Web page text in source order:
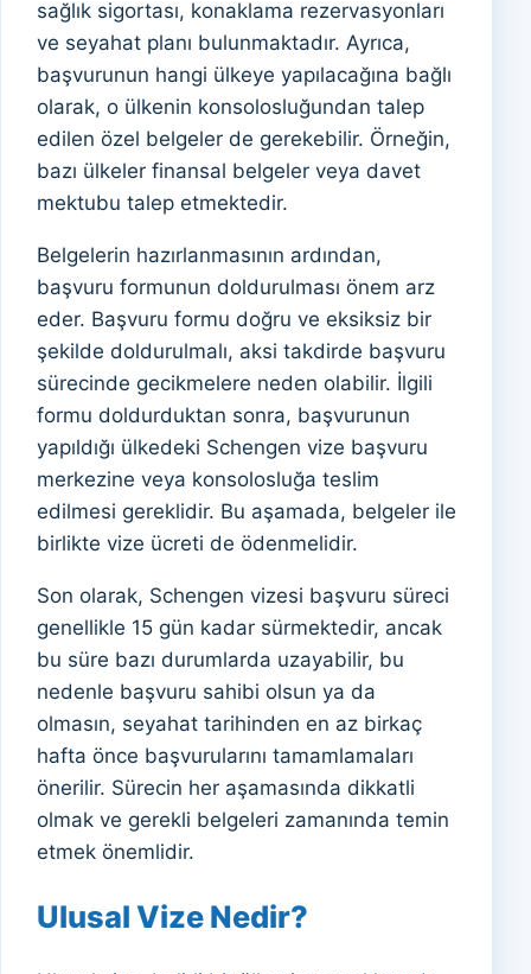
sağlık sigortası, konaklama rezervasyonları
ve seyahat planı bulunmaktadır. Ayrıca,
başvurunun hangi ülkeye yapılacağına bağlı
olarak, o ülkenin konsolosluğundan talep
edilen özel belgeler de gerekebilir. Örneğin,
bazı ülkeler finansal belgeler veya davet
mektubu talep etmektedir.
Belgelerin hazırlanmasının ardından,
başvuru formunun doldurulması önem arz
eder. Başvuru formu doğru ve eksiksiz bir
şekilde doldurulmalı, aksi takdirde başvuru
sürecinde gecikmelere neden olabilir. İlgili
formu doldurduktan sonra, başvurunun
yapıldığı ülkedeki Schengen vize başvuru
merkezine veya konsolosluğa teslim
edilmesi gereklidir. Bu aşamada, belgeler ile
birlikte vize ücreti de ödenmelidir.
Son olarak, Schengen vizesi başvuru süreci
genellikle 15 gün kadar sürmektedir, ancak
bu süre bazı durumlarda uzayabilir, bu
nedenle başvuru sahibi olsun ya da
olmasın, seyahat tarihinden en az birkaç
hafta önce başvurularını tamamlamaları
önerilir. Sürecin her aşamasında dikkatli
olmak ve gerekli belgeleri zamanında temin
etmek önemlidir.
Ulusal Vize Nedir?